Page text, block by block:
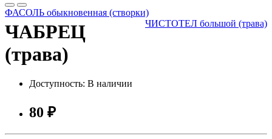
ФАСОЛЬ обыкновенная (створки)
ЧИСТОТЕЛ большой (трава)
ЧАБРЕЦ
(трава)
Доступность: В наличии
80 ₽